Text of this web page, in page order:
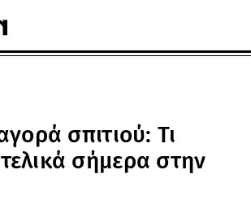
σπιτιού: Τι
σήμερα στην